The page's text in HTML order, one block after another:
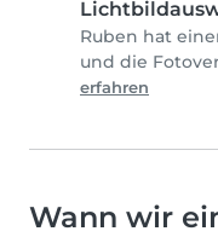
Ruben hat
und die
erfahren
Wann wir